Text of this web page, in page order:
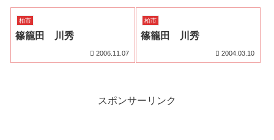
柏市
篠籠田 川秀
2006.11.07
柏市
篠籠田 川秀
2004.03.10
スポンサーリンク